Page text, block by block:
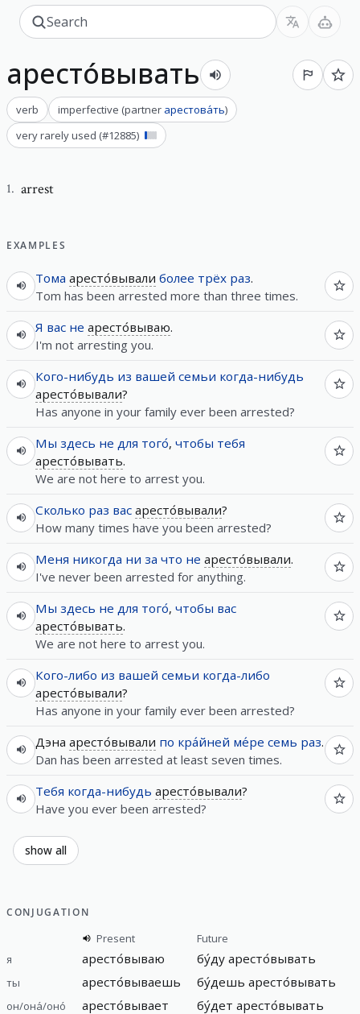
аресто́вывать
verb imperfective (partner арестова́ть)
very rarely used (#12885)
1. arrest
EXAMPLES
Тома аресто́вывали более трёх раз.
Tom has been arrested more than three times.
Я вас не аресто́вываю.
I'm not arresting you.
Кого-нибудь из вашей семьи когда-нибудь
аресто́вывали?
Has anyone in your family ever been arrested?
Мы здесь не для того́, чтобы тебя
аресто́вывать.
We are not here to arrest you.
Сколько раз вас аресто́вывали?
How many times have you been arrested?
Меня никогда ни за что не аресто́вывали.
I've never been arrested for anything.
Мы здесь не для того́, чтобы вас
аресто́вывать.
We are not here to arrest you.
Кого-либо из вашей семьи когда-либо
аресто́вывали?
Has anyone in your family ever been arrested?
Дэна аресто́вывали по кра́йней ме́ре семь раз.
Dan has been arrested at least seven times.
Тебя когда-нибудь аресто́вывали?
Have you ever been arrested?
show all
CONJUGATION
Present
Future
я
аресто́вываю бу́ду аресто́вывать
ты аресто́вываешь бу́дешь аресто́вывать
он/она́/оно́ аресто́вывает бу́дет аресто́вывать